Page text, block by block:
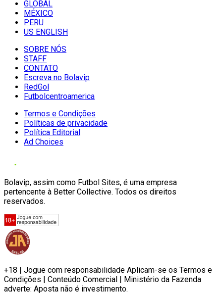
GLOBAL
MÉXICO
PERU
US ENGLISH
SOBRE NÓS
STAFF
CONTATO
Escreva no Bolavip
RedGol
Futbolcentroamerica
Termos e Condições
Políticas de privacidade
Política Editorial
Ad Choices
Bolavip, assim como Futbol Sites, é uma empresa
pertencente à Better Collective. Todos os direitos
reservados.
+18 | Jogue com responsabilidade Aplicam-se os Termos e
Condições | Conteúdo Comercial | Ministério da Fazenda
adverte: Aposta não é investimento.